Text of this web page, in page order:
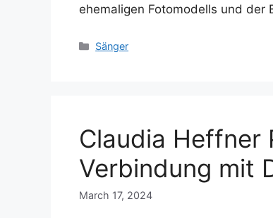
ehemaligen Fotomodells und der
Categories
Sänger
Claudia Heffner
Verbindung mit
March 17, 2024